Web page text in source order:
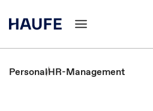
PersonalHR-Management